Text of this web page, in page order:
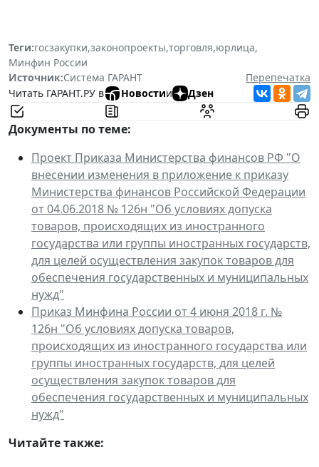
Теги:госзакупки,законопроекты,торговля,юрлица,
Минфин России
Источник:Система ГАРАНТ
Перепечатка
Читать ГАРАНТ.РУ в
Новостии Дзен
Документы по теме:
Проект Приказа Министерства финансов РФ "О
внесении изменения в приложение к приказу
Министерства финансов Российской Федерации
от 04.06.2018 № 126н "Об условиях допуска
товаров, происходящих из иностранного
государства или группы иностранных государств,
для целей осуществления закупок товаров для
обеспечения государственных и муниципальных
нужд"
Приказ Минфина России от 4 июня 2018 г. №
126н "Об условиях допуска товаров,
происходящих из иностранного государства или
группы иностранных государств, для целей
осуществления закупок товаров для
обеспечения государственных и муниципальных
нужд"
Читайте также: